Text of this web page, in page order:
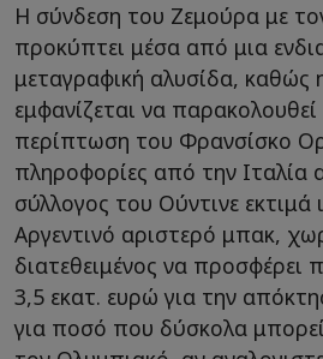
Η σύνδεση του Ζεμούρα με
προκύπτει μέσα από μια
μεταγραφική αλυσίδα, καθώς
εμφανίζεται να
περίπτωση του Φρανσίσκο
πληροφορίες από την Ιταλία
σύλλογος του Ούντινε εκτιμά
Αργεντινό αριστερό μπακ,
διατεθειμένος να προσφέρει
3,5 εκατ. ευρώ για την
για ποσό που δύσκολα μπορεί